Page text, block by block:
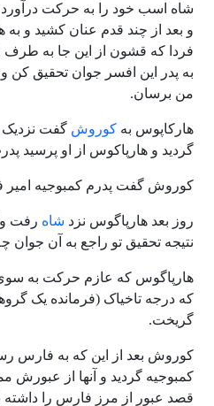
شاه اسب خود را به حرکت
و بعد از چند قدم عنان کشید و
فردا که قشون از این جا به
به پدر این افسر جوان تحقیق کن و
من برسان.
هارکاپوس به کوروش گفت نزدیک
گردید و هارپاکوس از او پرسید
کوروش گفت پدرم کمبوجیه
روز بعد هارپاگوس نزد شاه رفت و
نتیجه تحقیق تو راجع به آن جوان
هارپاگوس که عازم حرکت به
که درجه تاخیاک (فرمانده یک
گریخت.
کوروش بعد از این که به فارس
کمبوجیه گردید و آنها از عبورش
قصد عبور از مرز فارس را